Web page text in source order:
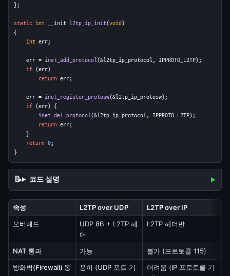
};
static int __init l2tp_ip_init(void )
{
int err;
    err =
inet_add_protocol(&l2tp_ip_protocol, IPPROTO_L2TP);
if (err)
return err;
    err =
inet_register_protosw(&l2tp_ip_protosw);
if (err) {
inet_del_protocol(&l2tp_ip_protocol, IPPROTO_L2TP);
return err;
    }
return 0;
}
코드 설명
속성 L2TP over UDP
L2TP over IP
오버헤드
UDP 8B + L2TP 헤
더
L2TP 헤더만
NAT 통과 가능
불가 (프로토콜 115)
방화벽(Firewall) 통
용이 (UDP 포트 기
어려움 (IP 프로토콜 기